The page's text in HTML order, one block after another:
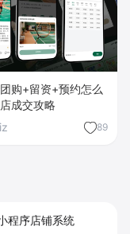
购+留资+预约怎么
成交攻略
89
程序店铺系统